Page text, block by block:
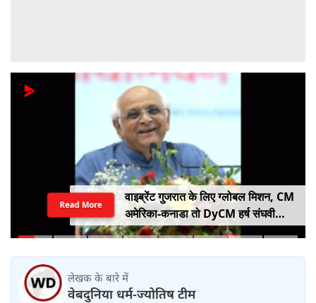
वाइब्रेंट गुजरात के लिए ग्लोबल मिशन, CM
अमेरिका-कनाडा तो DyCM हर्ष संघवी
संभालेंगे जापान-यूरोप का मोर्चा
Read More
लेखक के बारे में
वेबदुनिया धर्म-ज्योतिष टीम